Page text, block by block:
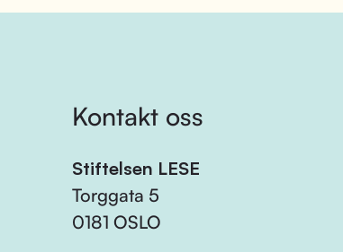
Kontakt oss
Stiftelsen LESE
Torggata 5
0181 OSLO